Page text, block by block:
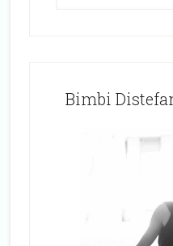
Bimbi